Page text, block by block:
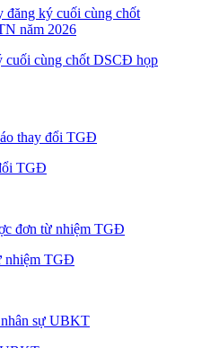
cuối cùng chốt DSCĐ họp
TGĐ
nhiệm TGĐ